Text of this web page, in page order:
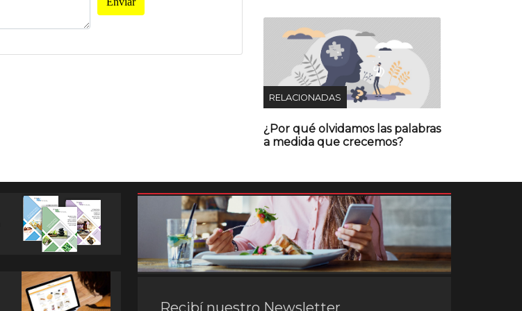
RELACIONADAS
¿Por qué olvidamos las palabras
a medida que crecemos?
Recibí nuestro Newsletter